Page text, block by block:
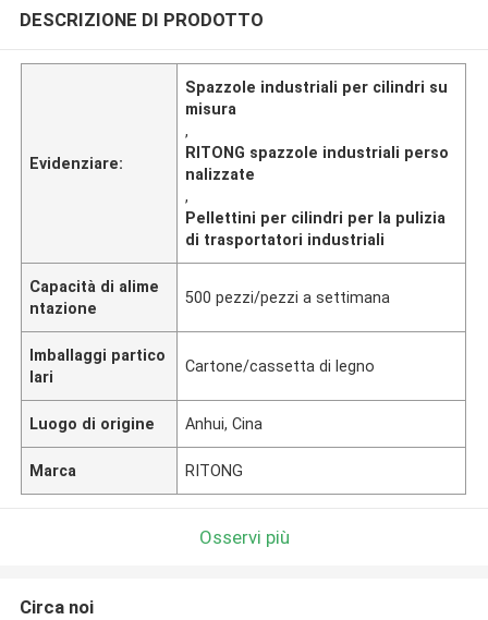
DESCRIZIONE DI PRODOTTO
Evidenziare:
Spazzole industriali per cilindri su
misura
,
RITONG spazzole industriali perso
nalizzate
,
Pellettini per cilindri per la pulizia
di trasportatori industriali
Capacità di alime
ntazione
500 pezzi/pezzi a settimana
Imballaggi partico
lari
Cartone/cassetta di legno
Luogo di origine Anhui, Cina
Marca RITONG
Osservi più
Circa noi